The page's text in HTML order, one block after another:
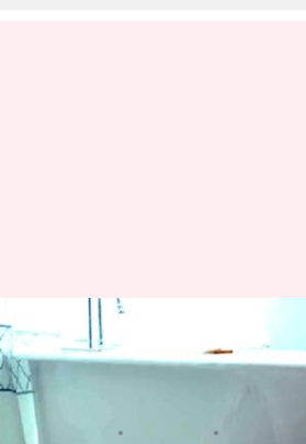
तमिलनाडु: बोरवेल में
खबरें देखते रहे मां-बाप,
वर्षीय बेटी
लेखन